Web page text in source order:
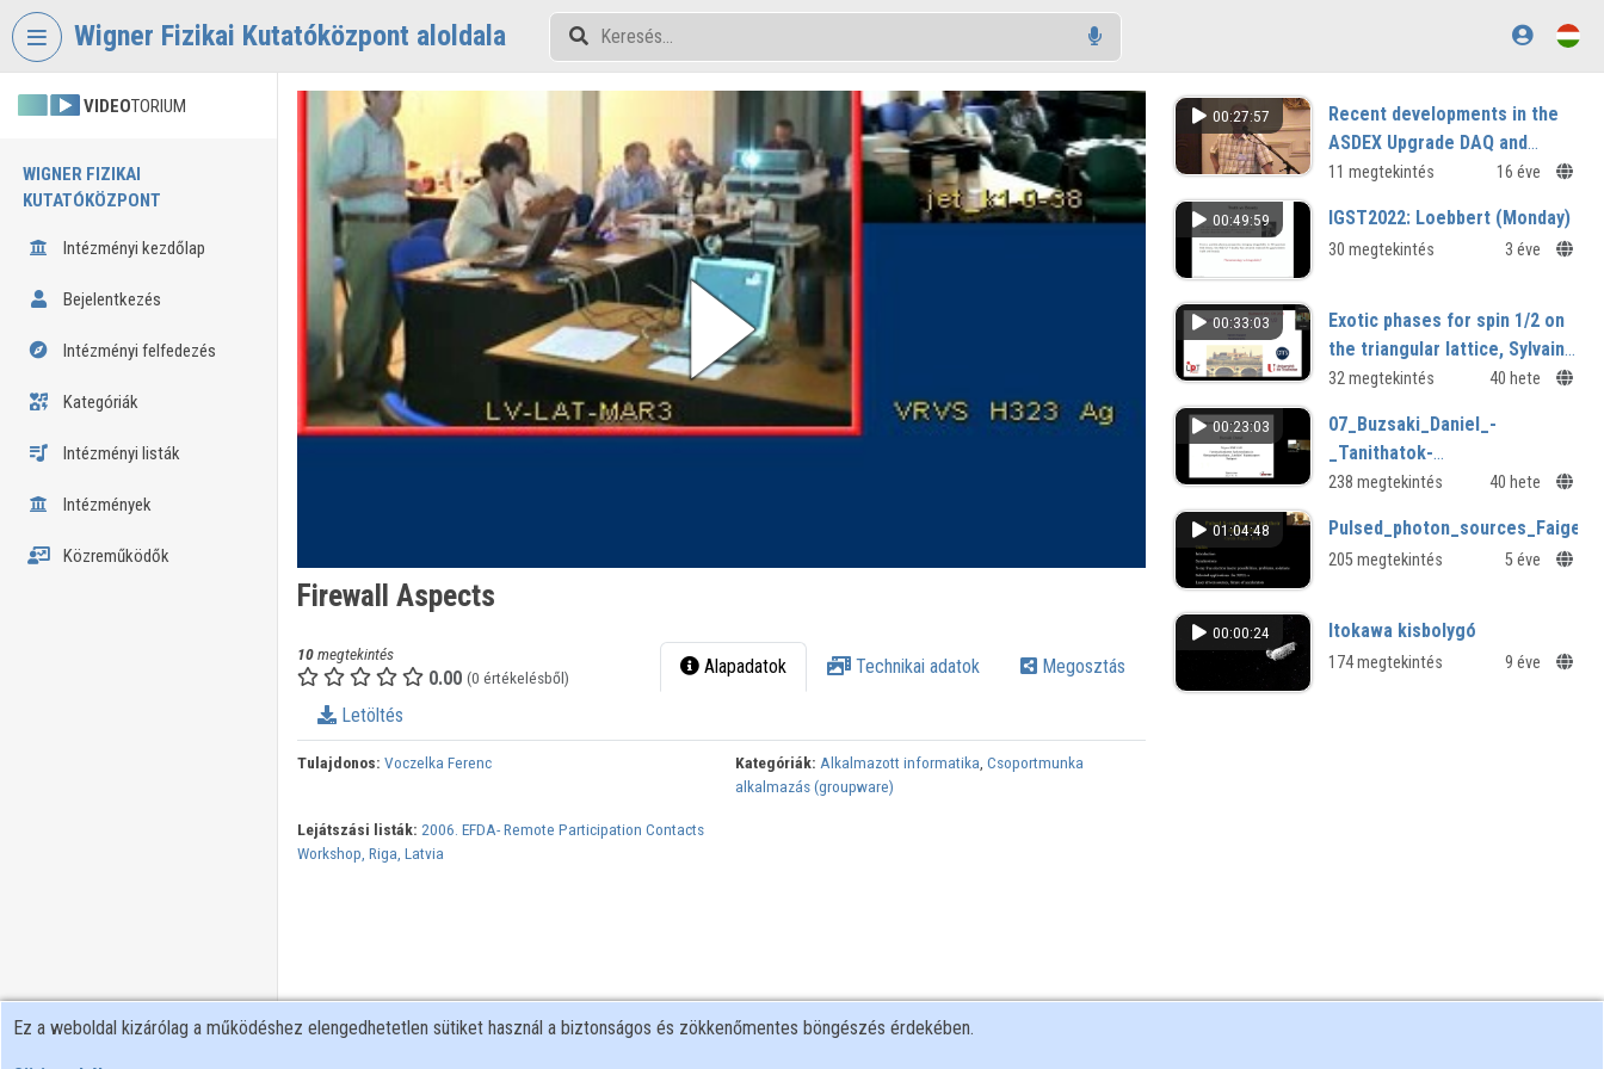
Fejléc kihagyása
Wigner Fizikai Kutatóközpont aloldala
VIDEOTORIUM
WIGNER FIZIKAI
KUTATÓKÖZPONT
Intézményi kezdőlap
Bejelentkezés
Intézményi felfedezés
Kategóriák
Intézményi listák
Intézmények
Közreműködők
Firewall Aspects
10megtekintés
0.00 (0 értékelésből) Alapadatok Technikai adatok Megosztás
Letöltés
Tulajdonos: Voczelka Ferenc Kategóriák: Alkalmazott informatika,Csoportmunka
alkalmazás (groupware)
Lejátszási listák: 2006. EFDA- Remote Participation Contacts
Workshop, Riga, Latvia
00:27:57
Recent developments in the
ASDEX Upgrade DAQ and
RPenvironment
11 megtekintés 16 éve
00:49:59 IGST2022: Loebbert (Monday)
30 megtekintés 3 éve
00:33:03
Exotic phases for spin 1/2 on
the triangular lattice, Sylvain
Capponi (University of
32 megtekintés 40 hete
00:23:03
07_Buzsaki_Daniel_-
_Tanithatok-
238 megtekintés 40 hete
01:04:48
205 megtekintés 5 éve
00:00:24 Itokawa kisbolygó
174 megtekintés 9 éve
Ez a weboldal kizárólag a működéshez elengedhetetlen sütiket használ a biztonságos és zökkenőmentes böngészés érdekében.